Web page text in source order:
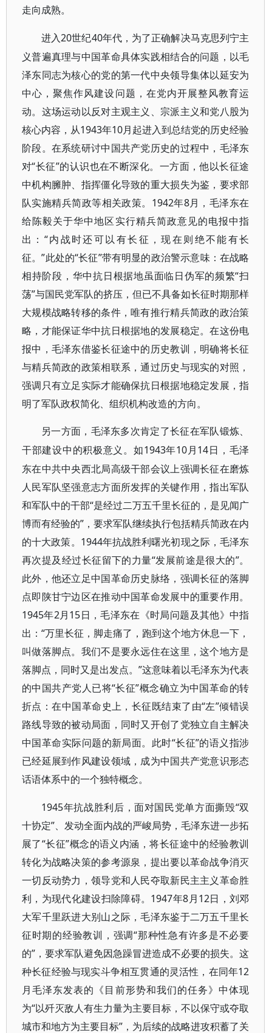
走向成熟。
进入20世纪40年代，为了正确解决马克思列宁主
义普遍真理与中国革命具体实践相结合的问题，以毛
泽东同志为核心的党的第一代中央领导集体以延安为
中心，聚焦作风建设问题，在党内开展整风教育运
动。这场运动以反对主观主义、宗派主义和党八股为
核心内容，从1943年10月起进入到总结党的历史经验
阶段。在系统研讨中国共产党历史的过程中，毛泽东
对“长征”的认识也在不断深化。一方面，他以长征途
中机构臃肿、指挥僵化导致的重大损失为鉴，要求部
队实施精兵简政等相关政策。1942年8月，毛泽东在
给陈毅关于华中地区实行精兵简政意见的电报中指
出：“内战时还可以有长征，现在则绝不能有长
征。”此处的“长征”带有明显的政治警示意味：在战略
相持阶段，华中抗日根据地虽面临日伪军的频繁“扫
荡”与国民党军队的挤压，但已不具备如长征时期那样
大规模战略转移的条件，唯有推行精兵简政的政治策
略，才能保证华中抗日根据地的发展稳定。在这份电
报中，毛泽东借鉴长征途中的历史教训，明确将长征
与精兵简政的政策相联系，通过历史与现实的对照，
强调只有立足实际才能确保抗日根据地稳定发展，指
明了军队政权简化、组织机构改造的方向。
另一方面，毛泽东多次肯定了长征在军队锻炼、
干部建设中的积极意义。如1943年10月14日，毛泽
东在中共中央西北局高级干部会议上强调长征在磨炼
人民军队坚强意志方面所发挥的关键作用，指出军队
和军队中的干部“是经过二万五千里长征的，是见闻广
博而有经验的”，要求军队继续执行包括精兵简政在内
的十大政策。1944年抗战胜利曙光初现之际，毛泽东
再次提及经过长征留下的力量“发展前途是很大的”。
此外，他还立足中国革命历史脉络，强调长征的落脚
点即陕甘宁边区在推动中国革命发展中的重要作用。
1945年2月15日，毛泽东在《时局问题及其他》中指
出：“万里长征，脚走痛了，跑到这个地方休息一下，
叫做落脚点。我们不是要永远住在这里，这个地方是
落脚点，同时又是出发点。”这意味着以毛泽东为代表
的中国共产党人已将“长征”概念确立为中国革命的转
折点：在中国革命史上，长征既结束了由“左”倾错误
路线导致的被动局面，同时又开创了党独立自主解决
中国革命实际问题的新局面。此时“长征”的语义指涉
已经延展到作风建设领域，成为中国共产党意识形态
话语体系中的一个独特概念。
1945年抗战胜利后，面对国民党单方面撕毁“双
十协定”、发动全面内战的严峻局势，毛泽东进一步拓
展了“长征”概念的语义内涵，将长征途中的经验教训
转化为战略决策的参考源泉，提出要以革命战争消灭
一切反动势力，领导党和人民夺取新民主主义革命胜
利，为现代化建设扫除障碍。1947年8月12日，刘邓
大军千里跃进大别山之际，毛泽东鉴于二万五千里长
征时期的经验教训，强调“那种性急有许多是不必要
的”，要求军队避免因急躁冒进造成不必要的损失。这
种长征经验与现实斗争相互贯通的灵活性，在同年12
月毛泽东发表的《目前形势和我们的任务》中体现
为“以歼灭敌人有生力量为主要目标，不以保守或夺取
城市和地方为主要目标”，为后续的战略进攻积蓄了关